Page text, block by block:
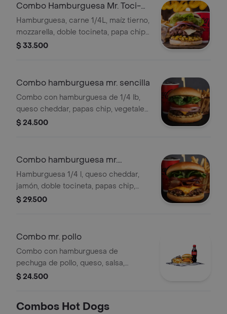
Combo Hamburguesa Mr. Toci-
maíz
Hamburguesa, carne 1/4L, maíz tierno,
mozzarella, doble tocineta, papa chip,
salsa de casa, tomate, cebolla y pan
$ 33.500
Combo hamburguesa mr. sencilla
Combo con hamburguesa de 1/4 lb,
queso cheddar, papas chip, vegetales,
salsa, papas fritas y bebida a
$ 24.500
Combo hamburguesa mr.
tocineta + bebida 400 ML
Hamburguesa 1/4 l, queso cheddar,
jamón, doble tocineta, papas chip,
vegetales, salsa, papas y bebida a
$ 29.500
Combo mr. pollo
Combo con hamburguesa de
pechuga de pollo, queso, salsa,
vegetales, papas fritas y bebida a
$ 24.500
Combos Hot Dogs